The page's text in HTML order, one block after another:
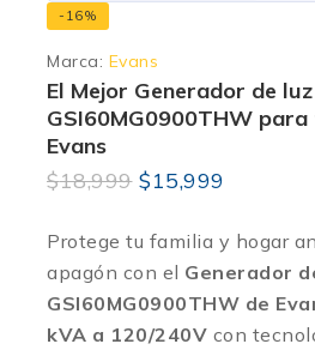
-16%
Marca: Evans
El Mejor Generador de
GSI60MG0900THW
Evans
$18,999 $15,999
Protege tu familia y hogar
apagón con el Generador
GSI60MG0900THW de
kVA a 120/240V con